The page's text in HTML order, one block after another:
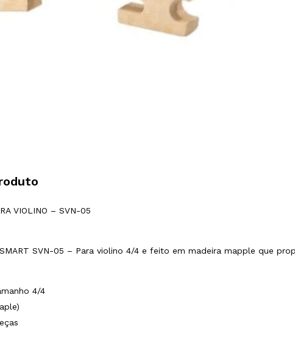
VIOLINO – SVN-05
SVN-05 – Para violino 4/4 e feito em madeira mapple que
4/4